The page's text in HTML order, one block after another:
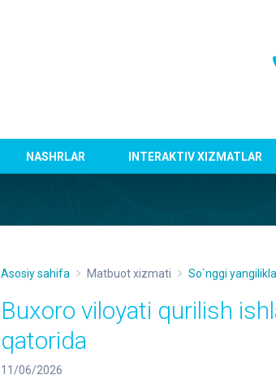
NASHRLAR INTERAKTIV XIZMATLAR
Asosiy sahifa Matbuot xizmati So`nggi
Buxoro viloyati qurilish
qatorida
11/06/2026